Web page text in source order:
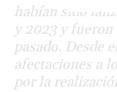
habían sido
y 2023 y
pasado. Desde
afectaciones a
por la